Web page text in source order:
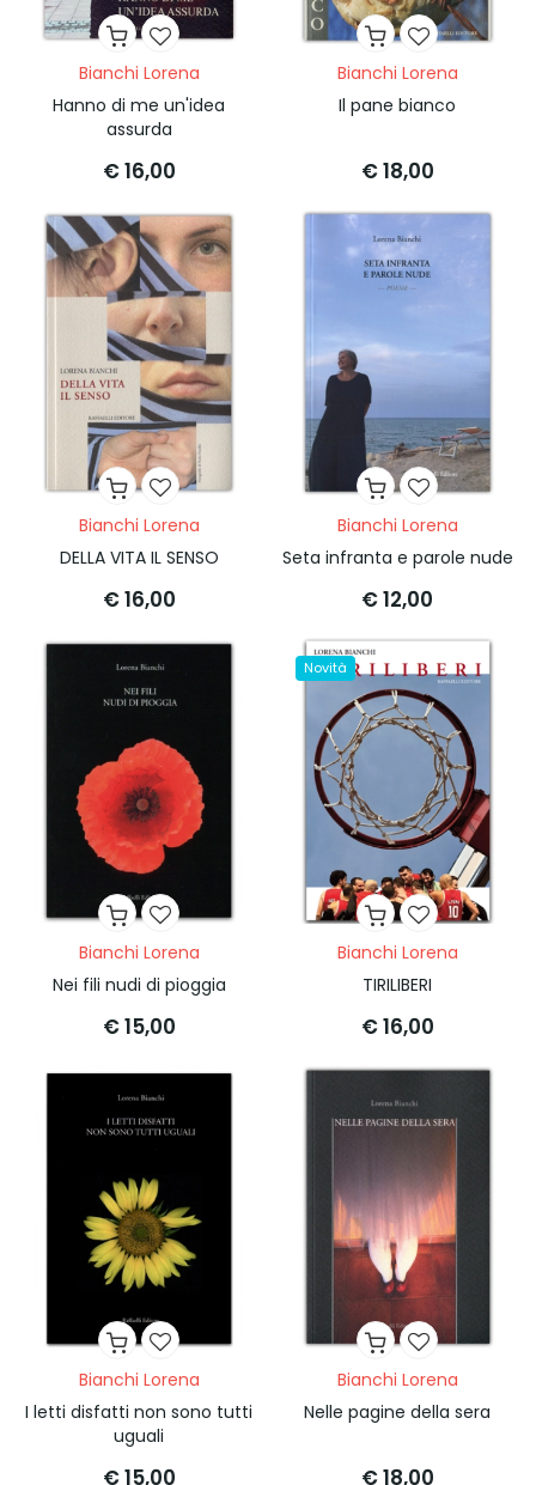
Bianchi Lorena
Hanno di me un'idea
assurda
€ 16,00
Bianchi Lorena
Il pane bianco
€ 18,00
Bianchi Lorena
DELLA VITA IL SENSO
€ 16,00
Bianchi Lorena
Seta infranta e parole nude
€ 12,00
Bianchi Lorena
Nei fili nudi di pioggia
€ 15,00
Novità
Bianchi Lorena
TIRILIBERI
€ 16,00
Bianchi Lorena
I letti disfatti non sono tutti
uguali
€ 15,00
Bianchi Lorena
Nelle pagine della sera
€ 18,00